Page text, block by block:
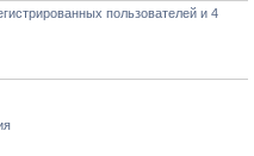
пользователей и 4